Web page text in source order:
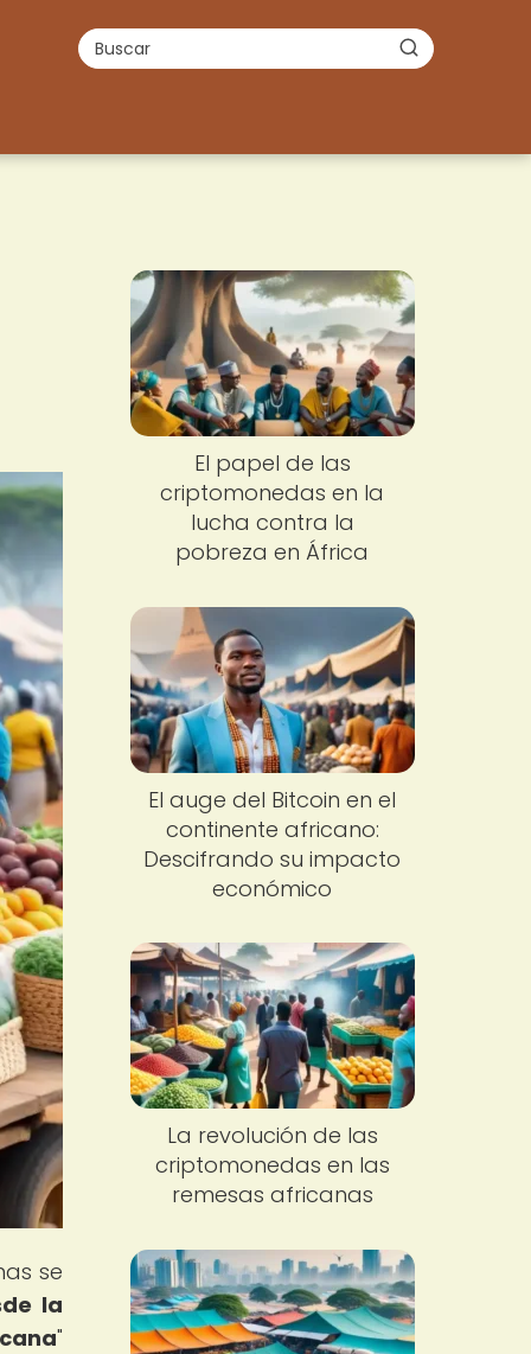
se
la
"
El papel de las
criptomonedas en la
lucha contra la
pobreza en África
El auge del Bitcoin en el
continente africano:
Descifrando su impacto
económico
La revolución de las
criptomonedas en las
remesas africanas